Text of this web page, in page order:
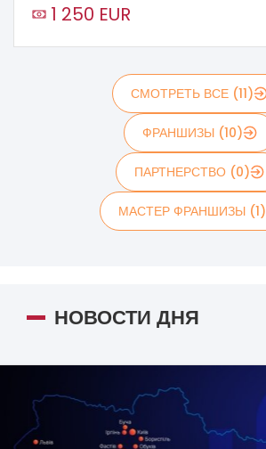
1 250 EUR
СМОТРЕТЬ ВСЕ (11)
ФРАНШИЗЫ (10)
ПАРТНЕРСТВО (0)
МАСТЕР ФРАНШИЗЫ (1)
НОВОСТИ ДНЯ